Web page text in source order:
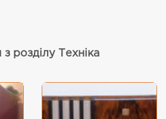
розділу Техніка